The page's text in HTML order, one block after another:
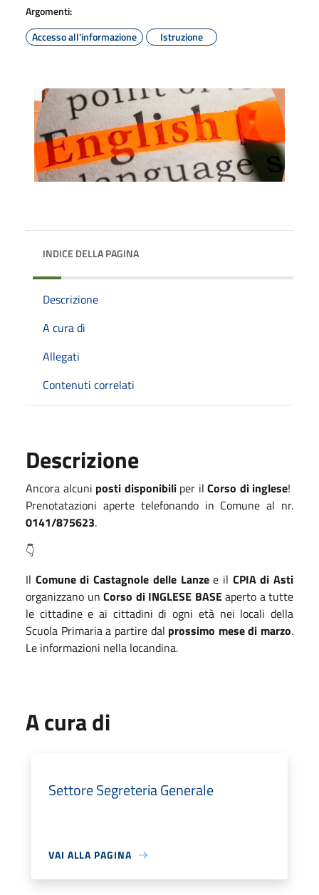
Argomenti:
Accesso all'informazione
Istruzione
INDICE DELLA PAGINA
Descrizione
A cura di
Allegati
Contenuti correlati
Descrizione
Ancora alcuni posti disponibili per il Corso di inglese!
Prenotatazioni aperte telefonando in Comune al nr.
0141/875623.
👇
Il Comune di Castagnole delle Lanzee il CPIA di Asti
organizzano un Corso di INGLESE BASEaperto a tutte
le cittadine e ai cittadini di ogni età nei locali della
Scuola Primaria a partire dal prossimo mese di marzo.
Le informazioni nella locandina.
A cura di
Settore Segreteria Generale
VAI ALLA PAGINA